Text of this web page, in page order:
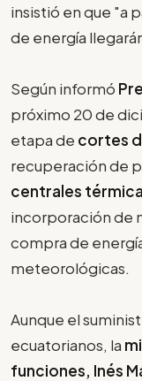
insistió en que "a
de energía
Según informó
próximo 20 de
etapa de cortes
recuperación de
centrales
incorporación de
compra de
meteorológicas.
Aunque el
ecuatorianos, la
funciones, Inés